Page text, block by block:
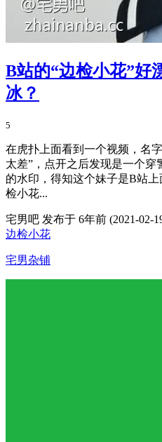
B站的“边检小花”好
冰？
5
在虎扑上面看到一个视频，名
太差”，点开之后发现是一个穿
的水印，得知这个妹子是B站
检小花...
宅男吧 发布于 6年前 (2021-02-
边检小花
宅男杂铺